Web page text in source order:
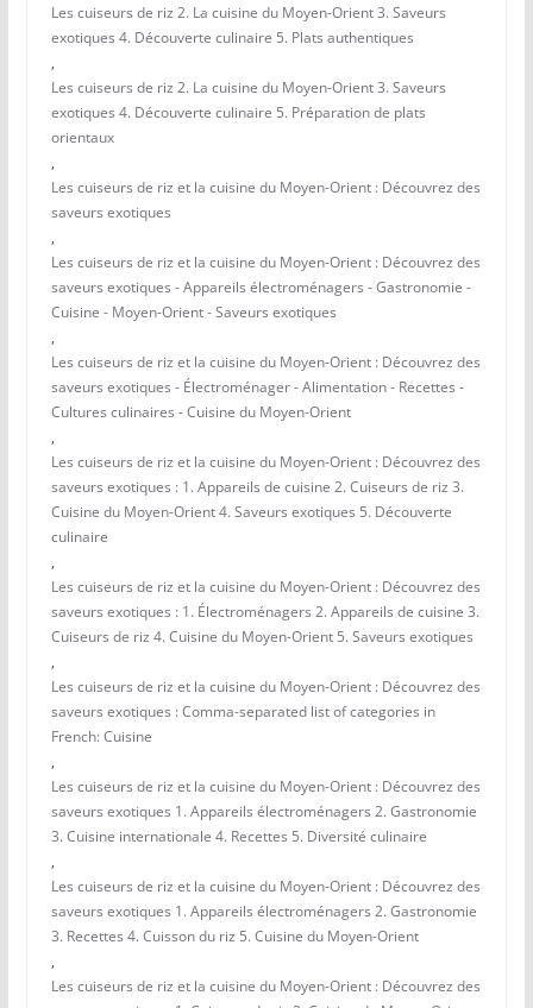
Les cuiseurs de riz 2. La cuisine du Moyen-Orient 3. Saveurs
exotiques 4. Découverte culinaire 5. Plats authentiques
,
Les cuiseurs de riz 2. La cuisine du Moyen-Orient 3. Saveurs
exotiques 4. Découverte culinaire 5. Préparation de plats
orientaux
,
Les cuiseurs de riz et la cuisine du Moyen-Orient : Découvrez des
saveurs exotiques
,
Les cuiseurs de riz et la cuisine du Moyen-Orient : Découvrez des
saveurs exotiques - Appareils électroménagers - Gastronomie -
Cuisine - Moyen-Orient - Saveurs exotiques
,
Les cuiseurs de riz et la cuisine du Moyen-Orient : Découvrez des
saveurs exotiques - Électroménager - Alimentation - Recettes -
Cultures culinaires - Cuisine du Moyen-Orient
,
Les cuiseurs de riz et la cuisine du Moyen-Orient : Découvrez des
saveurs exotiques : 1. Appareils de cuisine 2. Cuiseurs de riz 3.
Cuisine du Moyen-Orient 4. Saveurs exotiques 5. Découverte
culinaire
,
Les cuiseurs de riz et la cuisine du Moyen-Orient : Découvrez des
saveurs exotiques : 1. Électroménagers 2. Appareils de cuisine 3.
Cuiseurs de riz 4. Cuisine du Moyen-Orient 5. Saveurs exotiques
,
Les cuiseurs de riz et la cuisine du Moyen-Orient : Découvrez des
saveurs exotiques : Comma-separated list of categories in
French: Cuisine
,
Les cuiseurs de riz et la cuisine du Moyen-Orient : Découvrez des
saveurs exotiques 1. Appareils électroménagers 2. Gastronomie
3. Cuisine internationale 4. Recettes 5. Diversité culinaire
,
Les cuiseurs de riz et la cuisine du Moyen-Orient : Découvrez des
saveurs exotiques 1. Appareils électroménagers 2. Gastronomie
3. Recettes 4. Cuisson du riz 5. Cuisine du Moyen-Orient
,
Les cuiseurs de riz et la cuisine du Moyen-Orient : Découvrez des